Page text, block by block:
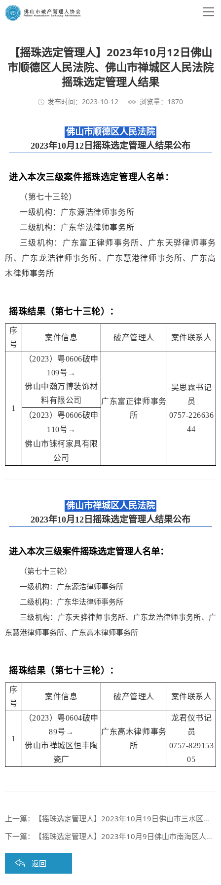
【摇珠选定管理人】2023年10月12日佛山
市顺德区人民法院、佛山市禅城区人民法院
摇珠选定管理人结果
发布时间：2023-10-12 浏览量：1870
佛山市顺德区人民法院
2023年10月12日摇珠选定管理人结果公布
进入本次三级案件摇珠选定管理人名单：
（第七十三轮）
一级机构：广东源浩律师事务所
二级机构：广东华法律师事务所
三级机构：广东富正律师事务所、广东天骅律师事务
所、广东龙浩律师事务所、广东慧港律师事务所、广东高
木律师事务所
摇珠结果（第七十三轮）：
序
号
案件信息 破产管理人 案件联系人
1
（2023）粤0606破申
109号→
佛山中瀚万博装饰材
料有限公司
广东富正律师事务
所
吴思霖书记
员
0757-226636
44
（2023）粤0606破申
110号→
佛山市铼柯家具有限
公司
佛山市禅城区人民法院
2023年10月12日摇珠选定管理人结果公布
进入本次三级案件摇珠选定管理人名单：
（第七十三轮）
一级机构：广东源浩律师事务所
二级机构：广东华法律师事务所
三级机构：广东天骅律师事务所、广东龙浩律师事务所、广
东慧港律师事务所、广东高木律师事务所
摇珠结果 （第七十三轮）：
序
号
案件信息 破产管理人 案件联系人
1
（2023）粤0604破申
89号→
佛山市禅城区恒丰陶
瓷厂
广东高木律师事务
所
龙君仪书记
员
0757-829153
05
上一篇：
【摇珠选定管理人】2023年10月19日佛山市三水区人民法院、佛山市顺德区人民法院摇珠选定管理人结果
下一篇：
【摇珠选定管理人】2023年10月9日佛山市南海区人民法院摇珠选定管理人结果
返回